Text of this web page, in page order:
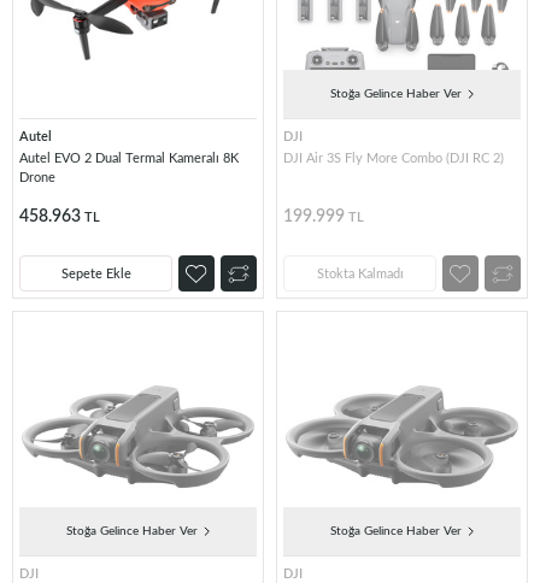
Autel
Autel EVO 2 Dual Termal Kameralı 8K
Drone
458.963 TL
Sepete Ekle
Stoğa Gelince Haber Ver
DJI
DJI Air 3S Fly More Combo (DJI RC 2)
199.999 TL
Stokta Kalmadı
Stoğa Gelince Haber Ver
DJI
Stoğa Gelince Haber Ver
DJI